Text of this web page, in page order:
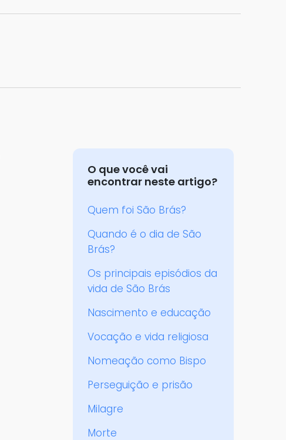
O que você vai
encontrar neste artigo?
Quem foi São Brás?
Quando é o dia de São
Brás?
Os principais episódios da
vida de São Brás
Nascimento e educação
Vocação e vida religiosa
Nomeação como Bispo
Perseguição e prisão
Milagre
Morte